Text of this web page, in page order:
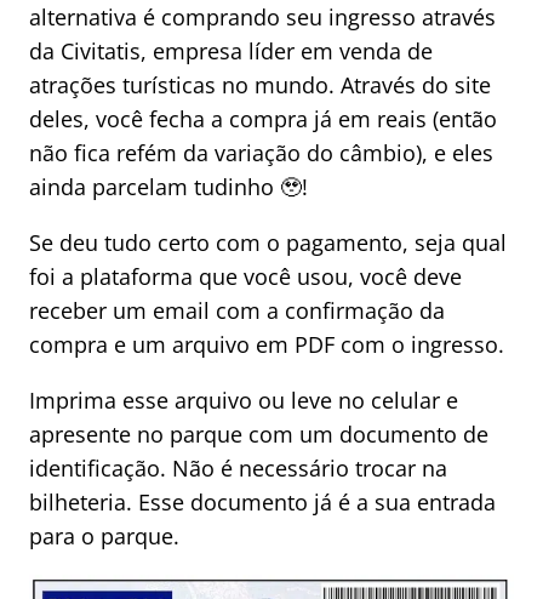
alternativa é comprando seu ingresso através
da Civitatis, empresa líder em venda de
atrações turísticas no mundo. Através do site
deles, você fecha a compra já em reais (então
não fica refém da variação do câmbio), e eles
ainda parcelam tudinho 🥹!
Se deu tudo certo com o pagamento, seja qual
foi a plataforma que você usou, você deve
receber um email com a confirmação da
compra e um arquivo em PDF com o ingresso.
Imprima esse arquivo ou leve no celular e
apresente no parque com um documento de
identificação. Não é necessário trocar na
bilheteria. Esse documento já é a sua entrada
para o parque.